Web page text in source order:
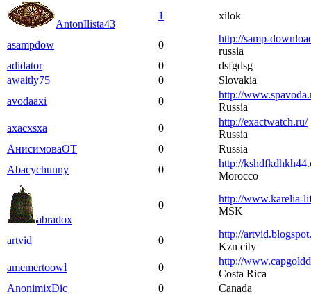
AntonIlista43
1 xilok
asampdow 0
http://samp-
russia
adidator
0
dsfgdsg
awaitly75
0
Slovakia
avodaaxi
0
http://
Russia
axacxsxa
0
http://exactwatch.ru/
Russia
АнисимовaOT
0
Russia
Abacychunny
0
http://
Morocco
abradox
0
http://www.karelia-
MSK
artvid 0
http://
Kzn city
amemertoowl
0
http://
Costa Rica
AnonimixDic
0
Canada